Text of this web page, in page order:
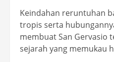
Keindahan reruntuhan
tropis serta
membuat San Gervasio
sejarah yang memukau